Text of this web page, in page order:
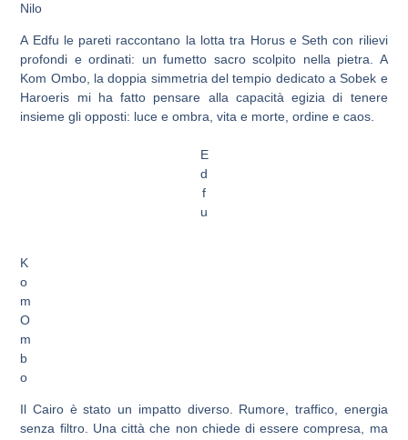
Nilo
A Edfu le pareti raccontano la lotta tra Horus e Seth con rilievi
profondi e ordinati: un fumetto sacro scolpito nella pietra. A
Kom Ombo, la doppia simmetria del tempio dedicato a Sobek e
Haroeris mi ha fatto pensare alla capacità egizia di tenere
insieme gli opposti: luce e ombra, vita e morte, ordine e caos.
E
d
f
u
K
o
m
O
m
b
o
Il Cairo è stato un impatto diverso. Rumore, traffico, energia
senza filtro. Una città che non chiede di essere compresa, ma